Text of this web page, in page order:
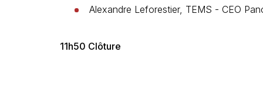
Alexandre Leforestier, TEMS - CEO
11h50 Clôture